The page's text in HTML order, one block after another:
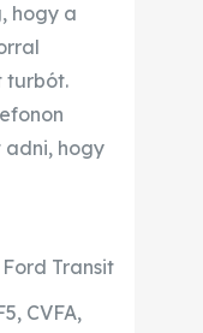
hogy a
turbót.
hogy
Transit
CVFA,